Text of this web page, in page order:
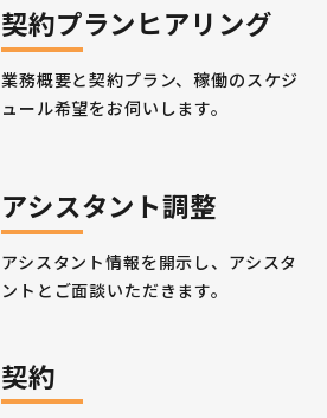
契約プランヒアリング
業務概要と契約プラン、稼働のスケジ
ュール希望をお伺いします。
アシスタント調整
アシスタント情報を開示し、アシスタ
ントとご面談いただきます。
契約